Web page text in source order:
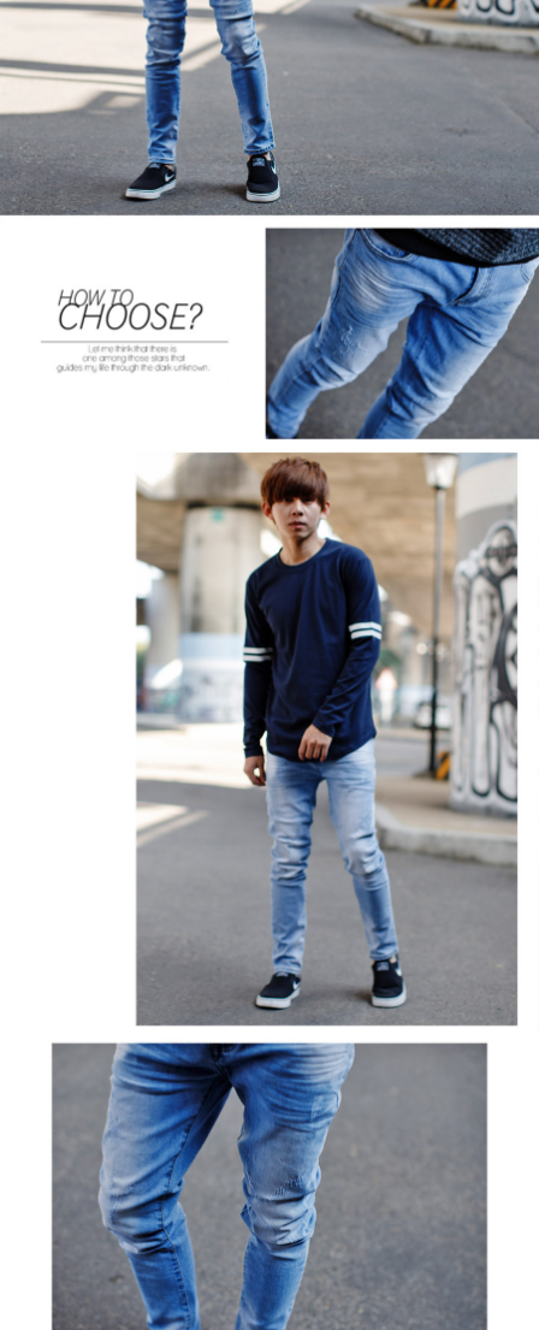
權轉讓予恩沛科技股份有限公司。
２．關於個人資料處理事宜，請瀏覽以下網址：
https://aftee.tw/terms/#terms3
３．未成年的使用者請事先徵得法定代理人或監護人之同意方可使用
「AFTEE先享後付」，若未經同意申辦者引起之損失，本公司不負相關責
４．使用「AFTEE先享後付」時，將依據個別帳號之用戶狀況，依本公司即
時審查核予不同之上限額度；若仍有額度不足之情形，本公司將視審查結果
請求用戶進行身份認證。
５．嚴禁一人註冊多個帳號或使用他人資訊註冊。若發現惡意使用之情形，
恩沛科技股份有限公司將有權停止該用戶之使用額度並採取法律行動。